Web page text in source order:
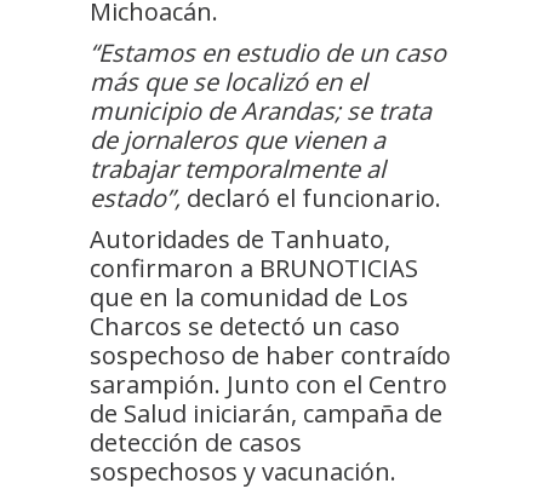
Michoacán.
“Estamos en estudio de un caso
más que se localizó en el
municipio de Arandas; se trata
de jornaleros que vienen a
trabajar temporalmente al
estado”, declaró el funcionario.
Autoridades de Tanhuato,
confirmaron a BRUNOTICIAS
que en la comunidad de Los
Charcos se detectó un caso
sospechoso de haber contraído
sarampión. Junto con el Centro
de Salud iniciarán, campaña de
detección de casos
sospechosos y vacunación.